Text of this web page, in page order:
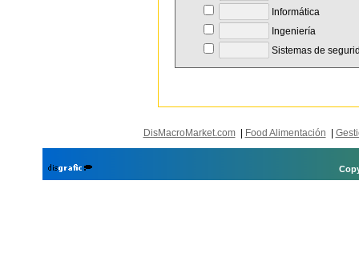
Informática
Ingeniería
Sistemas de
DisMacroMarket.com| Food Alimentación